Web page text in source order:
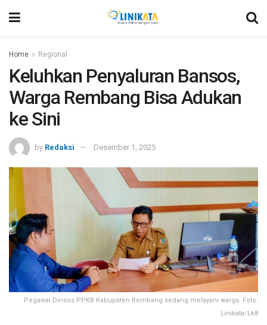
Home Regional
Keluhkan Penyaluran Bansos,
Warga Rembang Bisa Adukan
ke Sini
by Redaksi Desember 1, 2025
Pegawai Dinsos PPKB Kabupaten Rembang sedang melayani warga. Foto:
Linikata/Lk8